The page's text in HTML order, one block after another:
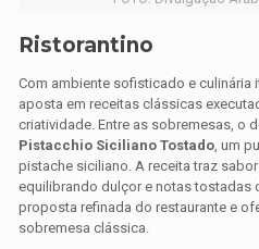
Ristorantino
Com ambiente sofisticado e culinária
aposta em receitas clássicas
criatividade. Entre as sobremesas, o
Pistacchio Siciliano Tostado, um
pistache siciliano. A receita traz
equilibrando dulçor e notas tostadas
proposta refinada do restaurante e
sobremesa clássica.